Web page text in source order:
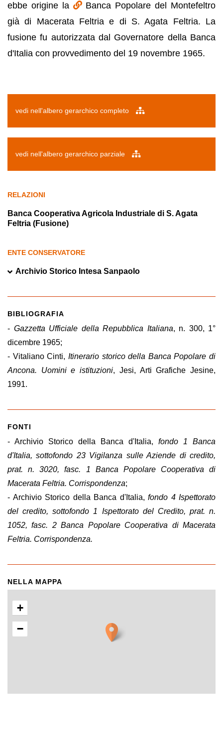
ebbe origine la
Banca Popolare del Montefeltro
già di Macerata Feltria e di S. Agata Feltria. La
fusione fu autorizzata dal Governatore della Banca
d'Italia con provvedimento del 19 novembre 1965.
vedi nell'albero gerarchico completo
vedi nell'albero gerarchico parziale
RELAZIONI
Banca Cooperativa Agricola Industriale di S. Agata
Feltria (Fusione)
ENTE CONSERVATORE
Archivio Storico Intesa Sanpaolo
BIBLIOGRAFIA
- Gazzetta Ufficiale della Repubblica Italiana, n. 300, 1°
dicembre 1965;
- Vitaliano Cinti, Itinerario storico della Banca Popolare di
Ancona. Uomini e istituzioni, Jesi, Arti Grafiche Jesine,
1991.
FONTI
- Archivio Storico della Banca d'Italia, fondo 1 Banca
d'Italia, sottofondo 23 Vigilanza sulle Aziende di credito,
prat. n. 3020, fasc. 1 Banca Popolare Cooperativa di
Macerata Feltria. Corrispondenza;
- Archivio Storico della Banca d'Italia, fondo 4 Ispettorato
del credito, sottofondo 1 Ispettorato del Credito, prat. n.
1052, fasc. 2 Banca Popolare Cooperativa di Macerata
Feltria. Corrispondenza.
NELLA MAPPA
+
−